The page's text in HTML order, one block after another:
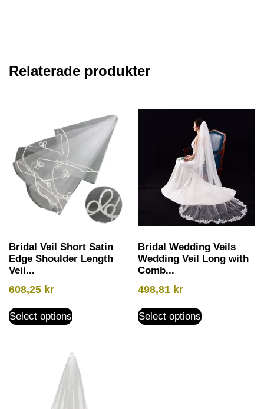
Relaterade produkter
Bridal Veil Short Satin
Edge Shoulder Length
Veil...
608,25 kr
Select options
Bridal Wedding Veils
Wedding Veil Long with
Comb...
498,81 kr
Select options